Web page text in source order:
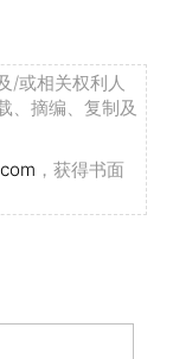
/或相关权利人
、摘编、复制及
，获得书面